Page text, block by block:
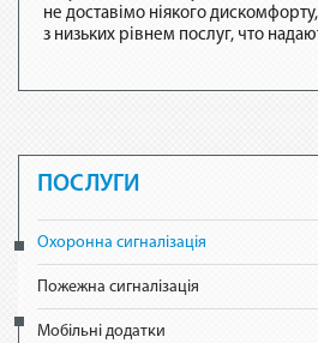
не доставімо ніякого
з низьких рівнем послуг, что
ПОСЛУГИ
Охоронна сигналізація
Пожежна сигналізація
Мобільні додатки